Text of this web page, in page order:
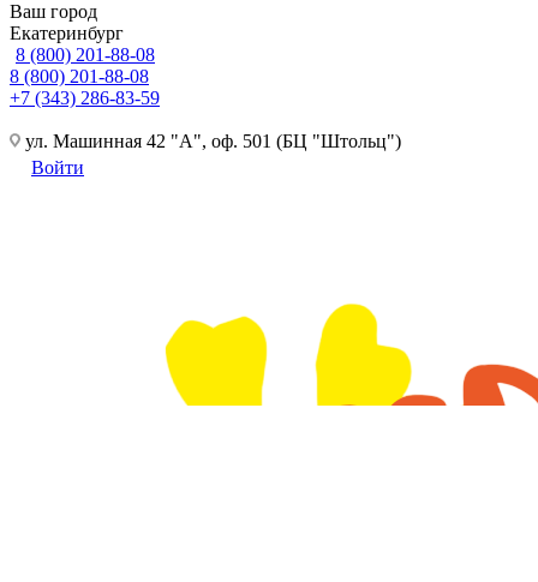
Ваш город
Екатеринбург
8 (800) 201-88-08
8 (800) 201-88-08
+7 (343) 286-83-59
ул. Машинная 42 "А", оф. 501 (БЦ "Штольц")
Войти